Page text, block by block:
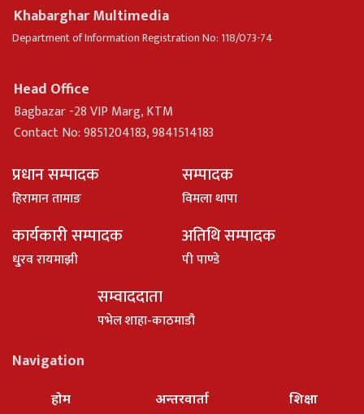
Khabarghar Multimedia
Department of Information Registration No: 118/073-74
Head Office
Bagbazar -28 VIP Marg, KTM
Contact No: 9851204183, 9841514183
प्रधान सम्पादक
हिरामान तामाङ
सम्पादक
विमला थापा
कार्यकारी सम्पादक
धु्रव रायमाझी
अतिथि सम्पादक
पी पाण्डे
सम्वाददाता
पभेल शाहा-काठमाडौ
Navigation
होम अन्तरवार्ता शिक्षा